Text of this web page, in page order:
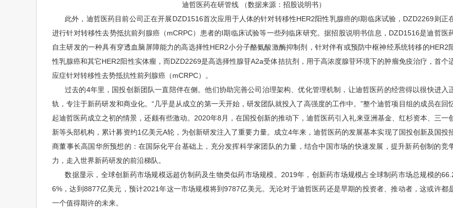
迪哲医药在研管线 （数据来源：招股说明书）
此外，迪哲医药目前公司正在开展DZD1516首次应用于人体的针对转移性HER2阳性乳腺癌的I期临床试验，DZD2269则正
进行针对转移性去势抵抗前列腺癌（mCRPC）患者的I期临床试验等一些列临床研究。据招股说明书信息，DZD1516是迪哲医
自主研发的一种具有穿透血脑屏障能力的高选择性HER2小分子酪氨酸激酶抑制剂，针对伴有或预防中枢神经系统转移的HER2
性乳腺癌和其它HER2阳性实体瘤，而DZD2269是高选择性腺苷A2a受体拮抗剂，用于高浓度腺苷环境下的肿瘤免疫治疗，首个
应症针对转移性去势抵抗性前列腺癌（mCRPC）。
过去的4年里，国投创新团队一直陪伴在侧。他们协助完善公司治理架构、优化管理机制，让迪哲医药的经营得以很快进入
轨，专注于新药研发和商业化。“几乎是从成立的第一天开始，研发团队就投入了高强度的工作中。”整个迪哲项目组的成员在回
起迪哲医药成立之初的情景，还颇有些激动。2020年8月，在国投创新的推动下，迪哲医药引入礼来亚洲基金、红杉资本、三一
新等头部机构，累计募资约1亿美元A轮，为创新研发注入了重要力量。成立4年来，迪哲医药的发展基本实现了国投创新及国投
商董事长高国华所预想的：在国际化平台基础上，充分发挥科学家团队的力量，结合中国市场的快速发展，提升新药创制的竞
力，走入世界新药研发的前沿梯队。
数据显示，全球创新药市场规模远超仿制药及生物类似药市场规模。2019年，创新药市场规模占全球制药市场总规模的
6%，达到8877亿美元，预计2021年这一市场规模将到9787亿美元。无论对于迪哲医药还是早期的投资者、推动者，这或许都
一个值得期许的未来。